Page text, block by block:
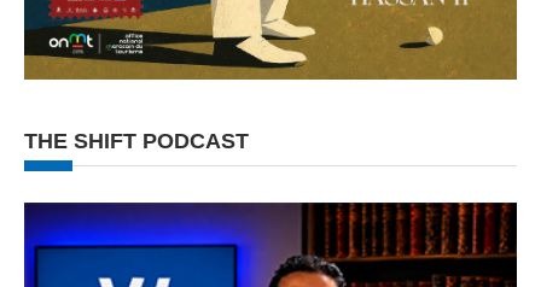
THE SHIFT PODCAST